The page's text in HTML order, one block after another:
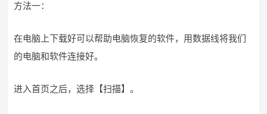
方法一：
在电脑上下载好可以帮助电脑恢复的软件，用数据线将我们
的电脑和软件连接好。
进入首页之后，选择【扫描】。